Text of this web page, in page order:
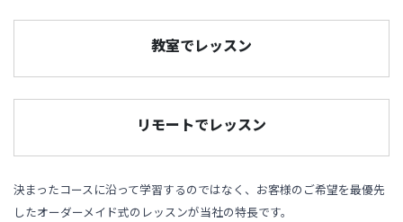
教室でレッスン
リモートでレッスン
決まったコースに沿って学習するのではなく、お客様のご希望を最優先
したオーダーメイド式のレッスンが当社の特長です。